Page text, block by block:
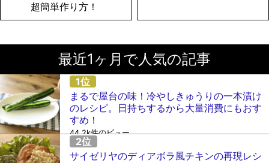
超簡単作り方！
最近1ヶ月で人気の記事
まるで屋台の味！冷やしきゅうりの一本漬け
のレシピ。日持ちするから大量消費にもおす
すめ！
44.2k件のビュー
サイゼリヤのディアボラ風チキンの再現レシ